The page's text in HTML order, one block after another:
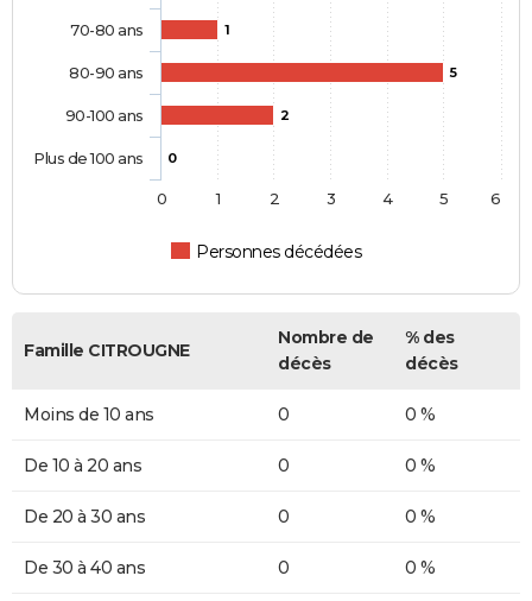
1
5
2
0
Personnes décédées
70-80 ans
80-90 ans
90-100 ans
Plus de 100 ans
0 1 2 3 4 5 6
Famille CITROUGNE
Nombre de
décès
% des
décès
Moins de 10 ans 0 0 %
De 10 à 20 ans 0 0 %
De 20 à 30 ans 0 0 %
De 30 à 40 ans 0 0 %